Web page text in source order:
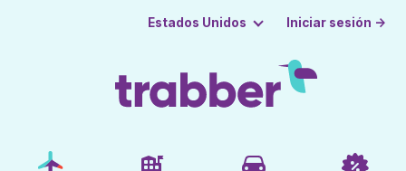
Estados Unidos Iniciar sesión →